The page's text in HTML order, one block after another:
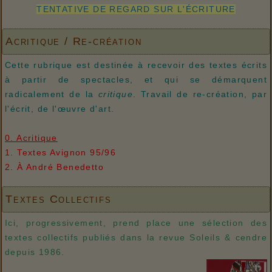
TENTATIVE DE REGARD SUR L'ÉCRITURE
Acritique / Re-création
Cette rubrique est destinée à recevoir des textes écrits
à partir de spectacles, et qui se démarquent
radicalement de la critique . Travail de re-création, par
l'écrit, de l'œuvre d'art.
0. Acritique
1. Textes Avignon 95/96
2. À André Benedetto
Textes Collectifs
Ici, progressivement, prend place une sélection des
textes collectifs publiés dans la revue Soleils & cendre
depuis 1986.